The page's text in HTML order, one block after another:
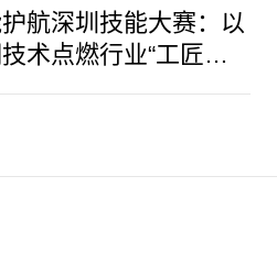
航深圳技能大赛：以
术点燃行业“工匠之